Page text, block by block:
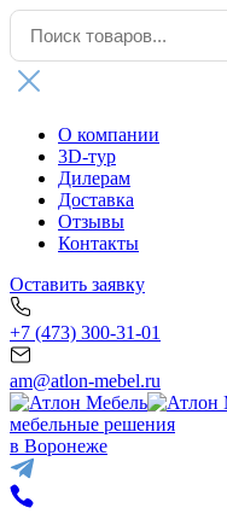
О компании
3D-тур
Дилерам
Доставка
Отзывы
Контакты
Оставить заявку
+7 (473) 300-31-01
am@atlon-mebel.ru
мебельные решения
в Воронеже